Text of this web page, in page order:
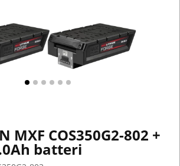
MXF COS350G2-802 +
batteri